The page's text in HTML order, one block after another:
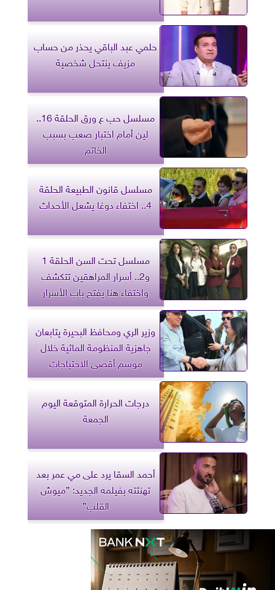
حلمي عبد الباقي يحذر من حساب
مزيف ينتحل شخصية
مسلسل حب ع ورق الحلقة 16..
لين أمام اختبار صعب بسبب
الخاتم
مسلسل قانون الطبيعة الحلقة
4.. اختفاء دوغا يشعل الأحداث
مسلسل تحت السن الحلقة 1
و2.. أسرار المراهقين تتكشف
واختفاء هنا يفتح باب الأسرار
وزير الري ومحافظ البحيرة يتابعان
جاهزية المنظومة المائية خلال
موسم أقصى الاحتياجات
درجات الحرارة المتوقعة اليوم
الجمعة
أحمد السقا يرد على مي عمر بعد
تهنئته بفيلمه الجديد: ”ميوش
القلب”